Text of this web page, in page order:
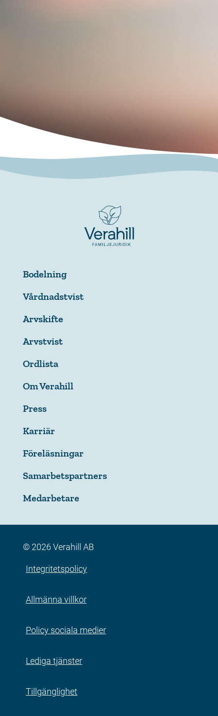
Bodelning
Vårdnadstvist
Arvskifte
Arvstvist
Ordlista
Om Verahill
Press
Karriär
Föreläsningar
Samarbetspartners
Medarbetare
© 2026 Verahill AB
Integritetspolicy
Allmänna villkor
Policy sociala medier
Lediga tjänster
Tillgänglighet